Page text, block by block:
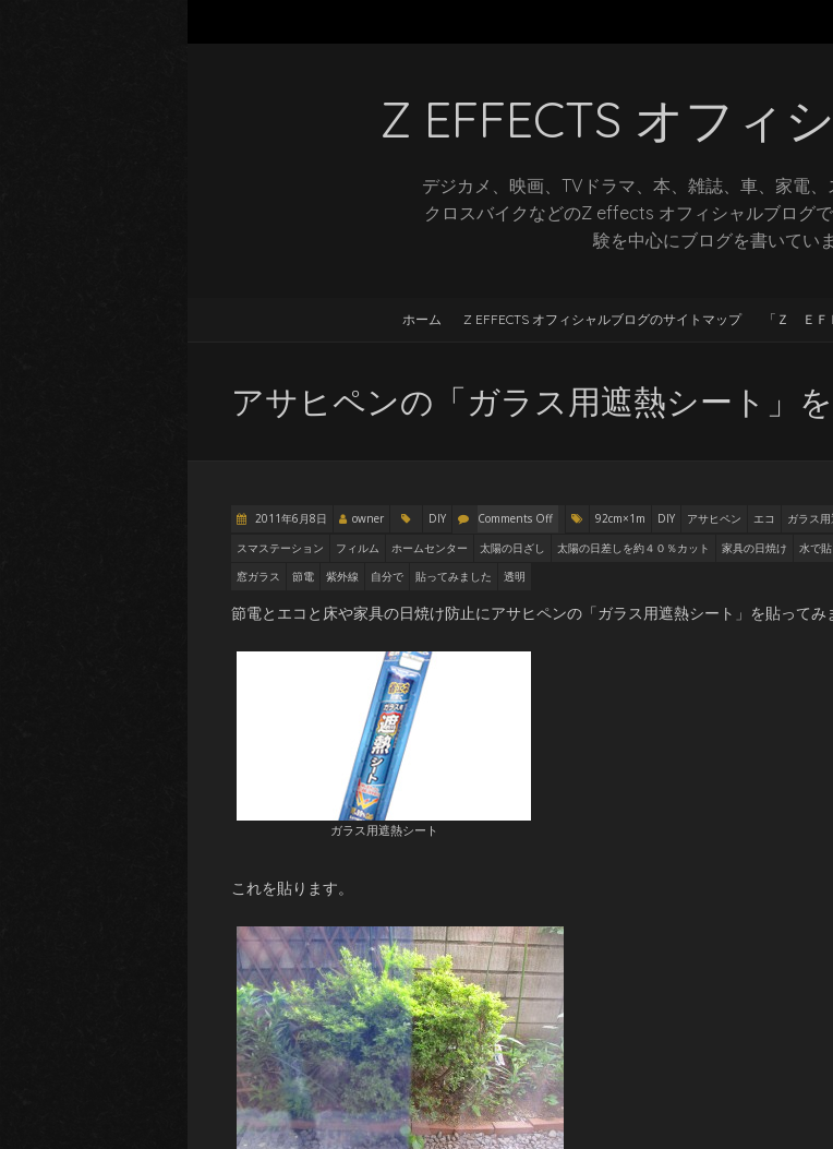
Z EFFECTS オフィ
デジカメ、映画、TVドラマ、本、雑誌、車、家電、
クロスバイクなどのZ effects オフィシャルブログ
験を中心にブログを書いていま
ホーム Z EFFECTS オフィシャルブログのサイトマップ 「Ｚ ＥＦ
アサヒペンの「ガラス用遮熱シート」
2011年6月8日 owner DIY Comments Off 92cm×1m DIY アサヒペン エコ ガラス
スマステーション
フィルム ホームセンター 太陽の日ざし 太陽の日差しを約４０％カット 家具の日焼け 水で
窓ガラス
節電 紫外線 自分で 貼ってみました 透明
節電とエコと床や家具の日焼け防止にアサヒペンの「ガラス用遮熱シート」を貼ってみ
ガラス用遮熱シート
これを貼ります。